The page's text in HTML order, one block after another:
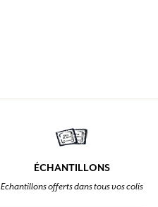
ÉCHANTILLONS
Echantillons offerts dans tous vos colis